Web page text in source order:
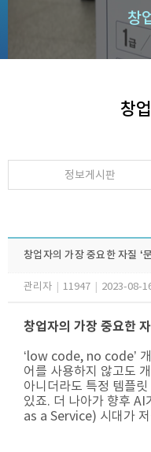
창
창
정보게시판
창업자의 가장 중요한 자질 ‘
관리자 11947 2023-08-
창업자의 가장 중요한
‘low code, no code’
어를 사용하지 않고도
아니더라도 특정 템플
있죠. 더 나아가 향후
as a Service) 시대가